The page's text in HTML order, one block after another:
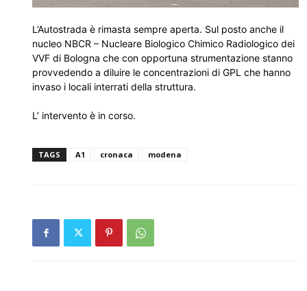
L’Autostrada è rimasta sempre aperta. Sul posto anche il
nucleo NBCR – Nucleare Biologico Chimico Radiologico dei
VVF di Bologna che con opportuna strumentazione stanno
provvedendo a diluire le concentrazioni di GPL che hanno
invaso i locali interrati della struttura.
L’ intervento è in corso.
TAGS A1 cronaca modena